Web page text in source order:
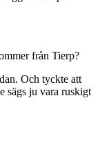
från Tierp?
Och tyckte att
sägs ju vara ruskigt